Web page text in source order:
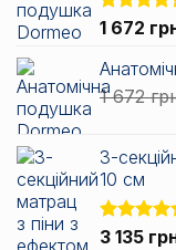
Оцінено
з 5
1 672
1 672
3-
10 см
Оцінено
3 135